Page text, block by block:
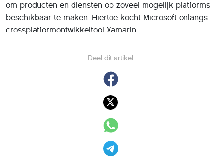
Deel dit artikel
om producten en diensten op zoveel mogelijk platforms
beschikbaar te maken. Hiertoe kocht Microsoft onlangs
crossplatformontwikkeltool Xamarin